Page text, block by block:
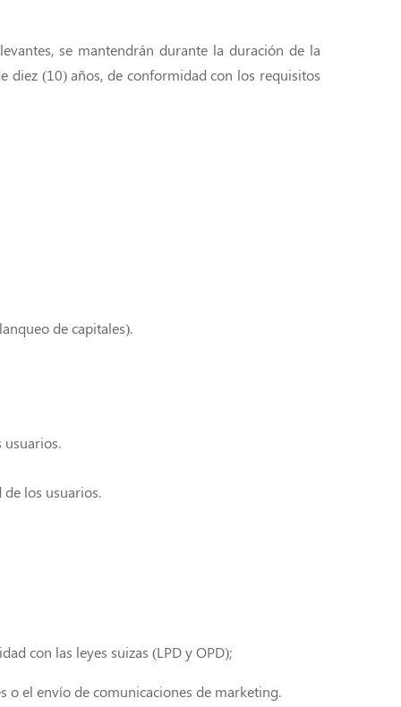
se mantendrán durante la duración de la
diez (10) años, de conformidad con los requisitos
de capitales).
usuarios.
los usuarios.
con las leyes suizas (LPD y OPD);
o el envío de comunicaciones de marketing.